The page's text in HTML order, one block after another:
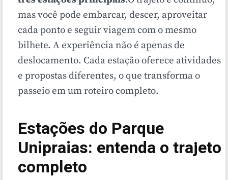
mas você pode embarcar, descer, aproveitar
cada ponto e seguir viagem com o mesmo
bilhete. A experiência não é apenas de
deslocamento. Cada estação oferece atividades
e propostas diferentes, o que transforma o
passeio em um roteiro completo.
Estações do Parque
Unipraias: entenda o trajeto
completo